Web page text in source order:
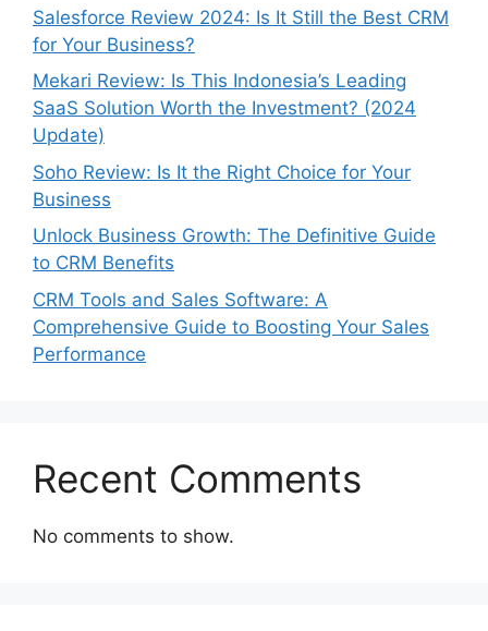
Salesforce Review 2024: Is It Still the Best CRM
for Your Business?
Mekari Review: Is This Indonesia’s Leading
SaaS Solution Worth the Investment? (2024
Update)
Soho Review: Is It the Right Choice for Your
Business
Unlock Business Growth: The Definitive Guide
to CRM Benefits
CRM Tools and Sales Software: A
Comprehensive Guide to Boosting Your Sales
Performance
Recent Comments
No comments to show.